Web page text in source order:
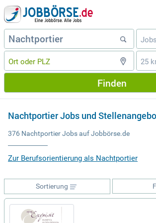
Jobs
25
Finden
Nachtportier Jobs und
376 Nachtportier Jobs auf Jobbörse.de
Zur Berufsorientierung als Nachtportier
Sortierung